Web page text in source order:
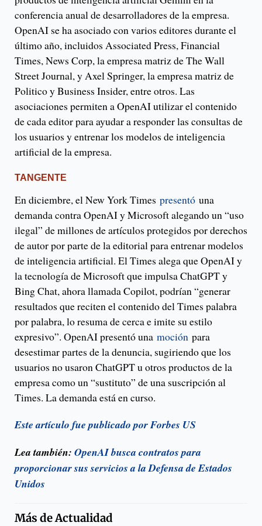
conferencia anual de desarrolladores de la empresa.
OpenAI se ha asociado con varios editores durante el
último año, incluidos Associated Press, Financial
Times, News Corp, la empresa matriz de The Wall
Street Journal, y Axel Springer, la empresa matriz de
Politico y Business Insider, entre otros. Las
asociaciones permiten a OpenAI utilizar el contenido
de cada editor para ayudar a responder las consultas de
los usuarios y entrenar los modelos de inteligencia
artificial de la empresa.
TANGENTE
En diciembre, el New York Times presentó una
demanda contra OpenAI y Microsoft alegando un “uso
ilegal” de millones de artículos protegidos por derechos
de autor por parte de la editorial para entrenar modelos
de inteligencia artificial. El Times alega que OpenAI y
la tecnología de Microsoft que impulsa ChatGPT y
Bing Chat, ahora llamada Copilot, podrían “generar
resultados que reciten el contenido del Times palabra
por palabra, lo resuma de cerca e imite su estilo
expresivo”. OpenAI presentó una moción para
desestimar partes de la denuncia, sugiriendo que los
usuarios no usaron ChatGPT u otros productos de la
empresa como un “sustituto” de una suscripción al
Times. La demanda está en curso.
Este artículo fue publicado por Forbes US
Lea también: OpenAI busca contratos para
proporcionar sus servicios a la Defensa de Estados
Unidos
Más deActualidad